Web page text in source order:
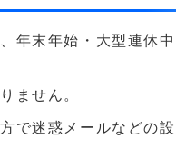
年末年始・大型連休
ません。
で迷惑メールなど